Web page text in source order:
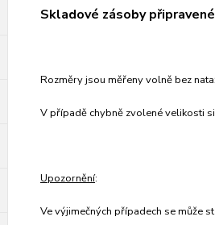
Skladové zásoby
Rozměry jsou měřeny volně bez
V případě chybně zvolené velikosti
Upozornění:
Ve výjimečných případech se může